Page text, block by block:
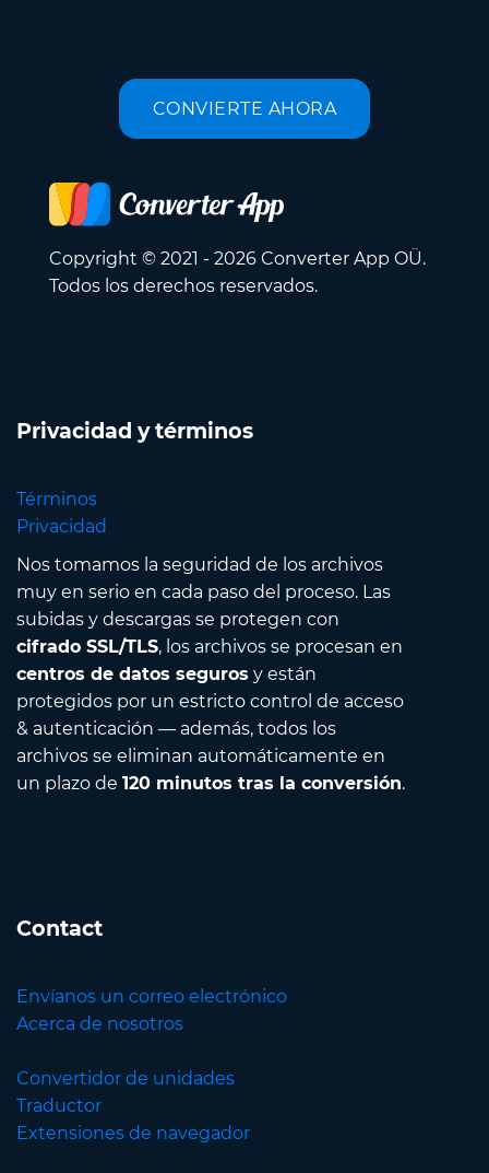
CONVIERTE AHORA
Copyright © 2021 - 2026 Converter App OÜ.
Todos los derechos reservados.
Privacidad y términos
Términos
Privacidad
Nos tomamos la seguridad de los archivos
muy en serio en cada paso del proceso. Las
subidas y descargas se protegen con
cifrado SSL/TLS, los archivos se procesan en
centros de datos seguros y están
protegidos por un estricto control de acceso
& autenticación — además, todos los
archivos se eliminan automáticamente en
un plazo de 120 minutos tras la conversión.
Contact
Envíanos un correo electrónico
Acerca de nosotros
Convertidor de unidades
Traductor
Extensiones de navegador